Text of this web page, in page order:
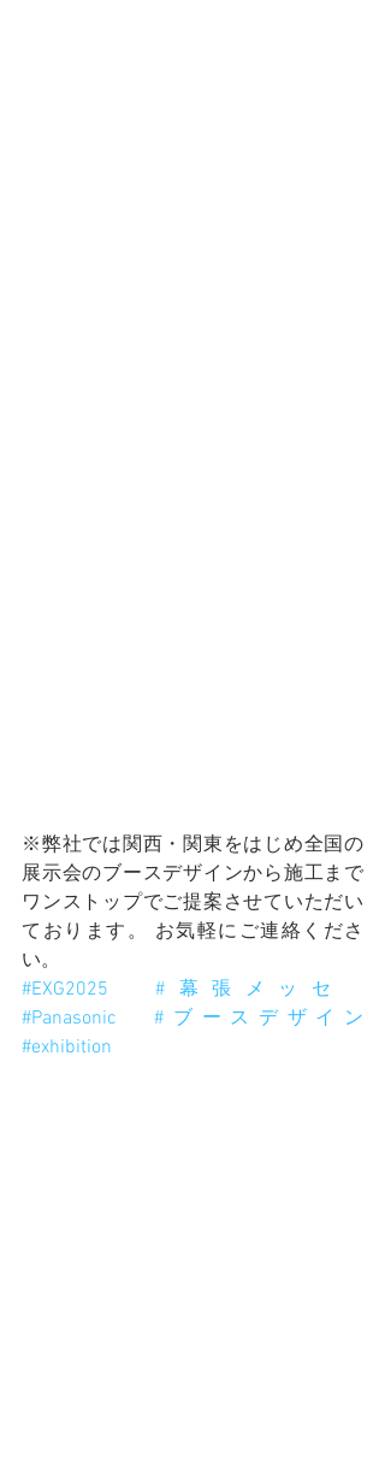
※弊社では関西・関東をはじめ全国の
展示会のブースデザインから施工まで
ワンストップでご提案させていただい
ております。 お気軽にご連絡くださ
い。
#EXG2025
#幕張メッセ
#Panasonic
#ブースデザイン
#exhibition